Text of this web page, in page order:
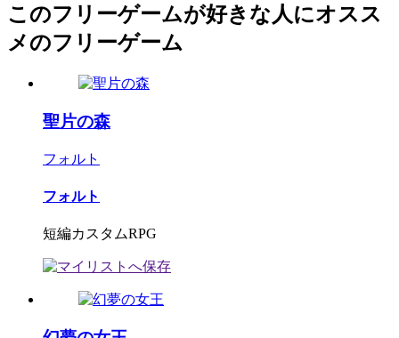
このフリーゲームが好きな人にオスス
メのフリーゲーム
聖片の森
フォルト
フォルト
短編カスタムRPG